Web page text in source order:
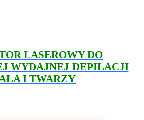
LASEROWY DO
WYDAJNEJ DEPILACJI
I TWARZY